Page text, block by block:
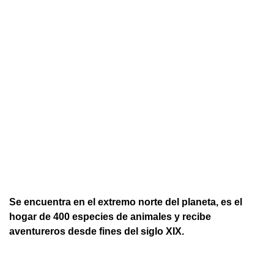
Se encuentra en el extremo norte del planeta, es el
hogar de 400 especies de animales y recibe
aventureros desde fines del siglo XIX.